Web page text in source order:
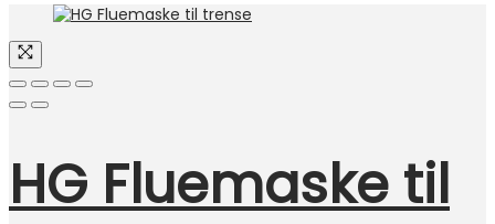
HG Fluemaske til